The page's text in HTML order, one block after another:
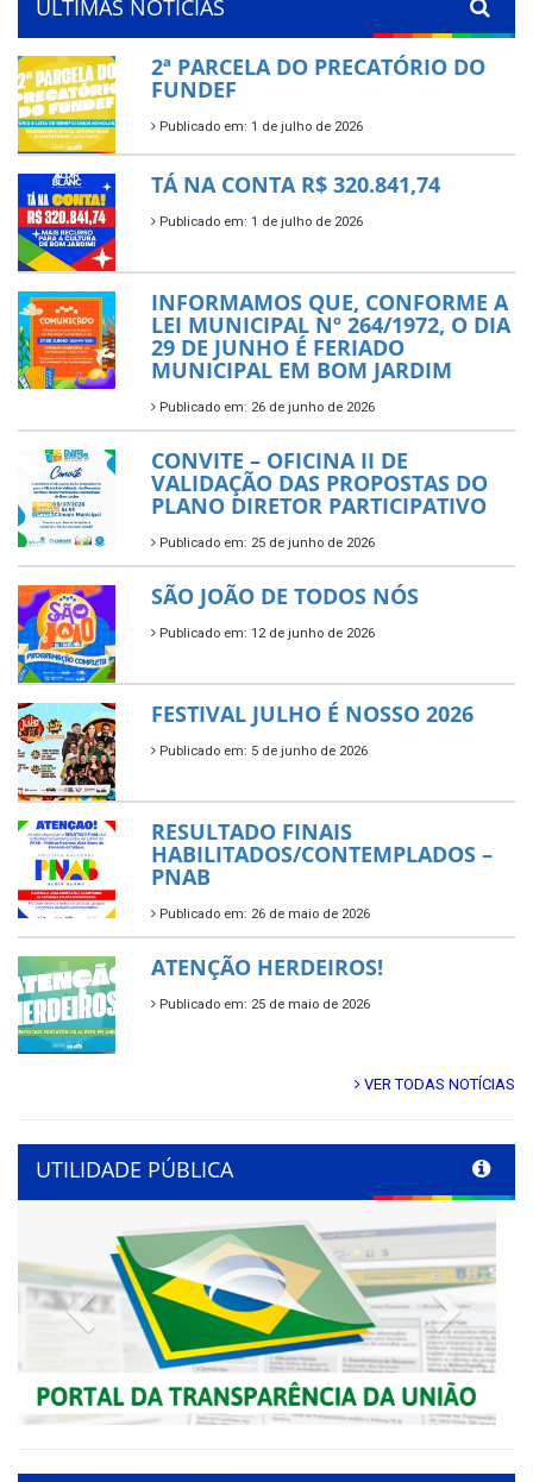
ÚLTIMAS NOTÍCIAS
2ª PARCELA DO PRECATÓRIO DO
FUNDEF
Publicado em: 1 de julho de 2026
TÁ NA CONTA R$ 320.841,74
Publicado em: 1 de julho de 2026
INFORMAMOS QUE, CONFORME A
LEI MUNICIPAL Nº 264/1972, O DIA
29 DE JUNHO É FERIADO
MUNICIPAL EM BOM JARDIM
Publicado em: 26 de junho de 2026
CONVITE – OFICINA II DE
VALIDAÇÃO DAS PROPOSTAS DO
PLANO DIRETOR PARTICIPATIVO
Publicado em: 25 de junho de 2026
SÃO JOÃO DE TODOS NÓS
Publicado em: 12 de junho de 2026
FESTIVAL JULHO É NOSSO 2026
Publicado em: 5 de junho de 2026
RESULTADO FINAIS
HABILITADOS/CONTEMPLADOS –
PNAB
Publicado em: 26 de maio de 2026
ATENÇÃO HERDEIROS!
Publicado em: 25 de maio de 2026
VER TODAS NOTÍCIAS
UTILIDADE PÚBLICA
Previous Next